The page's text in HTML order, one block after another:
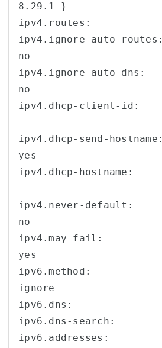
8.29.1 }
ipv4.routes:
ipv4.ignore-auto-routes:
no
ipv4.ignore-auto-dns:
no
ipv4.dhcp-client-id:
--
ipv4.dhcp-send-hostname:
yes
ipv4.dhcp-hostname:
--
ipv4.never-default:
no
ipv4.may-fail:
yes
ipv6.method:
ignore
ipv6.dns:
ipv6.dns-search:
ipv6.addresses: